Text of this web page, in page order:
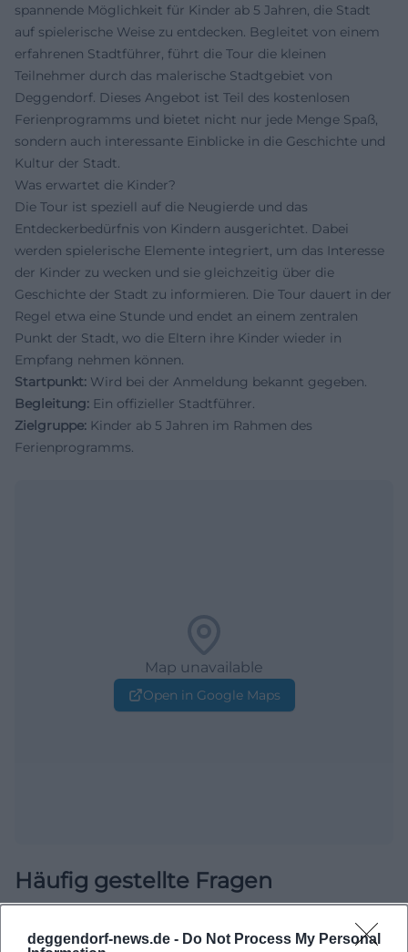
deggendorf-news.de - Do Not Process My Personal
spannende Möglichkeit für Kinder ab 5 Jahren, die Stadt
auf spielerische Weise zu entdecken. Begleitet von einem
erfahrenen Stadtführer, führt die Tour die kleinen
Teilnehmer durch das malerische Stadtgebiet von
Deggendorf. Dieses Angebot ist Teil des kostenlosen
Ferienprogramms und bietet nicht nur jede Menge Spaß,
sondern auch interessante Einblicke in die Geschichte und
Kultur der Stadt.
Was erwartet die Kinder?
Die Tour ist speziell auf die Neugierde und das
Entdeckerbedürfnis von Kindern ausgerichtet. Dabei
werden spielerische Elemente integriert, um das Interesse
der Kinder zu wecken und sie gleichzeitig über die
Geschichte der Stadt zu informieren. Die Tour dauert in der
Regel etwa eine Stunde und endet an einem zentralen
Punkt der Stadt, wo die Eltern ihre Kinder wieder in
Empfang nehmen können.
Startpunkt: Wird bei der Anmeldung bekannt gegeben.
Begleitung: Ein offizieller Stadtführer.
Zielgruppe: Kinder ab 5 Jahren im Rahmen des
Ferienprogramms.
Map unavailable
Open in Google Maps
Häufig gestellte Fragen
Wie lange dauert die Kinderstadtführung?